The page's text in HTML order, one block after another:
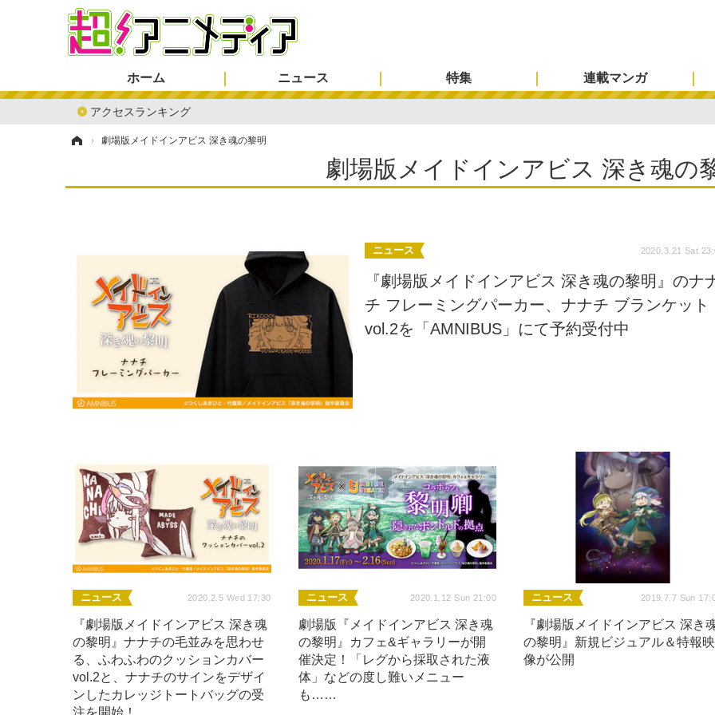
ホーム
アクセスランキング
ニュース 特集 連載マンガ
› 劇場版メイドインアビス 深き魂の黎明
劇場版メイドインアビス 深き魂の
ニュース 2020.3.21 Sat
『劇場版メイドインアビス 深き魂の黎明』のナ
チ フレーミングパーカー、ナナチ ブランケット
vol.2を「AMNIBUS」にて予約受付中
ニュース 2020.2.5 Wed 17:30
『劇場版メイドインアビス 深き魂
の黎明』ナナチの毛並みを思わせ
る、ふわふわのクッションカバー
vol.2と、ナナチのサインをデザイ
ンしたカレッジトートバッグの受
ニュース 2020.1.12 Sun 21:00
劇場版『メイドインアビス 深き魂
の黎明』カフェ&ギャラリーが開
催決定！「レグから採取された液
体」などの度し難いメニュー
も……
ニュース 2019.7.7 Sun
『劇場版メイドインアビス 深き
の黎明』新規ビジュアル＆特報映
像が公開